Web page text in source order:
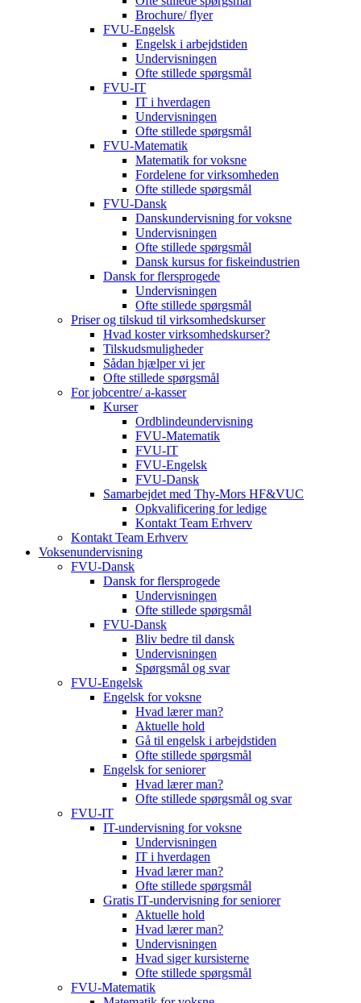
Brochure/ flyer
FVU-Engelsk
Engelsk i arbejdstiden
Undervisningen
Ofte stillede spørgsmål
FVU-IT
IT i hverdagen
Undervisningen
Ofte stillede spørgsmål
FVU-Matematik
Matematik for voksne
Fordelene for virksomheden
Ofte stillede spørgsmål
FVU-Dansk
Danskundervisning for voksne
Undervisningen
Ofte stillede spørgsmål
Dansk kursus for fiskeindustrien
Dansk for flersprogede
Undervisningen
Ofte stillede spørgsmål
Priser og tilskud til virksomhedskurser
Hvad koster virksomhedskurser?
Tilskudsmuligheder
Sådan hjælper vi jer
Ofte stillede spørgsmål
For jobcentre/ a-kasser
Kurser
Ordblindeundervisning
FVU-Matematik
FVU-IT
FVU-Engelsk
FVU-Dansk
Samarbejdet med Thy-Mors HF&VUC
Opkvalificering for ledige
Kontakt Team Erhverv
Kontakt Team Erhverv
Voksenundervisning
FVU-Dansk
Dansk for flersprogede
Undervisningen
Ofte stillede spørgsmål
FVU-Dansk
Bliv bedre til dansk
Undervisningen
Spørgsmål og svar
FVU-Engelsk
Engelsk for voksne
Hvad lærer man?
Aktuelle hold
Gå til engelsk i arbejdstiden
Ofte stillede spørgsmål
Engelsk for seniorer
Hvad lærer man?
Ofte stillede spørgsmål og svar
FVU-IT
IT-undervisning for voksne
Undervisningen
IT i hverdagen
Hvad lærer man?
Ofte stillede spørgsmål
Gratis IT‑undervisning for seniorer
Aktuelle hold
Hvad lærer man?
Undervisningen
Hvad siger kursisterne
Ofte stillede spørgsmål
FVU-Matematik